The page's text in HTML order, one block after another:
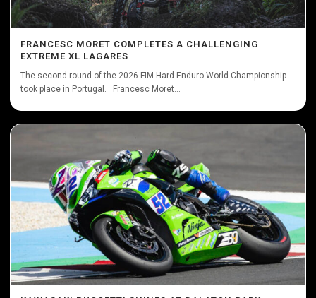
FRANCESC MORET COMPLETES A CHALLENGING
EXTREME XL LAGARES
The second round of the 2026 FIM Hard Enduro World Championship
took place in Portugal. Francesc Moret...